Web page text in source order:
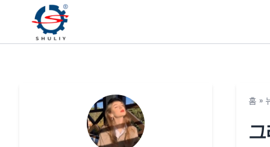
홈 »